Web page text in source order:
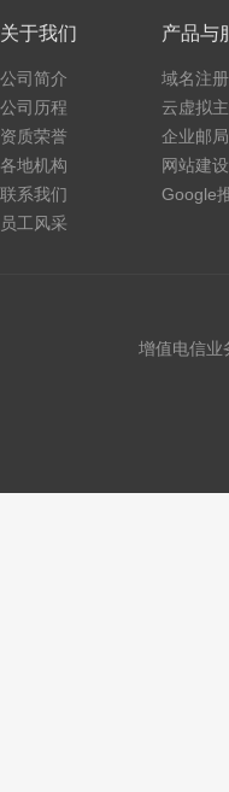
关于我们
公司简介
公司历程
资质荣誉
各地机构
联系我们
员工风采
产品与
域名注册
云虚拟
企业邮局
网站建设
Google
增值电信业